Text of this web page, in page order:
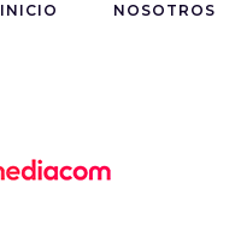
INICIO NOSOTROS